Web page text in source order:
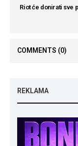
Riot će donirati sve
COMMENTS (0)
REKLAMA